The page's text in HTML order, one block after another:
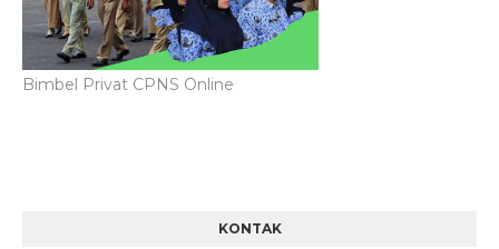
Bimbel Privat CPNS Online
KONTAK